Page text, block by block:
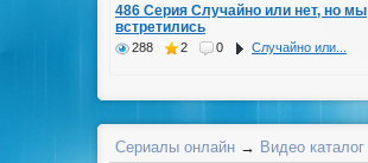
486 Серия Случайно или нет, но мы
встретились
288 2 0 Случайно или...
Сериалы онлайн → Видео каталог